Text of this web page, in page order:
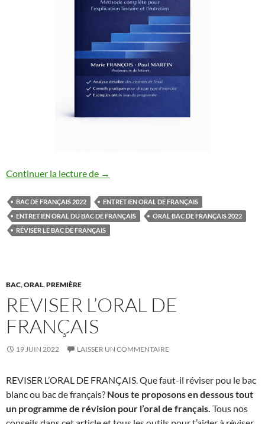
Continuer la lecture de ENTRETIEN ORAL DE FRANÇAIS
→
BAC DE FRANÇAIS 2022
ENTRETIEN ORAL DE FRANÇAIS
ENTRETIEN ORAL DU BAC DE FRANÇAIS
ORAL BAC DE FRANÇAIS 2022
RÉVISER LE BAC DE FRANÇAIS
BAC,ORAL,PREMIÈRE
REVISER L’ORAL DE
FRANÇAIS
19 JUIN 2022 LAISSER UN COMMENTAIRE
REVISER L’ORAL DE FRANÇAIS. Que faut-il réviser pou le bac
blanc ou bac de français? Nous te proposons en dessous tout
un programme de révision pour l’oral de français. Tous nos